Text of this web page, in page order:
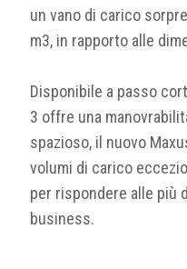
un vano di carico
m3, in rapporto alle
Disponibile a passo
3 offre una
spazioso, il nuovo
volumi di carico
per rispondere alle più
business.